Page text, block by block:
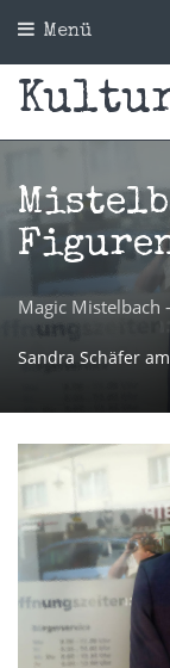
Menü
Magic Mistelbach
Sandra Schäfer am